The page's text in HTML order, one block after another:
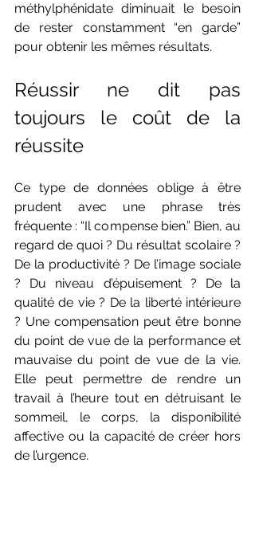
méthylphénidate diminuait le besoin
de rester constamment “en garde”
pour obtenir les mêmes résultats.
Réussir ne dit pas
toujours le coût de la
réussite
Ce type de données oblige à être
prudent avec une phrase très
fréquente : “Il compense bien.” Bien, au
regard de quoi ? Du résultat scolaire ?
De la productivité ? De l’image sociale
? Du niveau d’épuisement ? De la
qualité de vie ? De la liberté intérieure
? Une compensation peut être bonne
du point de vue de la performance et
mauvaise du point de vue de la vie.
Elle peut permettre de rendre un
travail à l’heure tout en détruisant le
sommeil, le corps, la disponibilité
affective ou la capacité de créer hors
de l’urgence.